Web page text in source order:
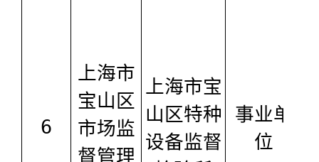
6
上海市
宝山区
市场监
督管理
上海市宝
山区特种
设备监督
事业单
位